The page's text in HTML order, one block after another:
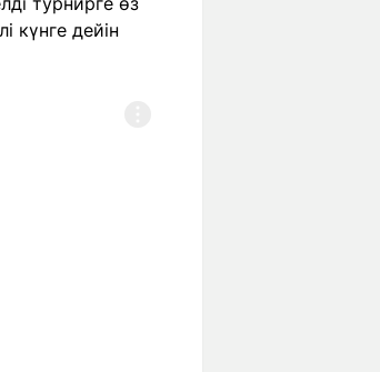
күнге дейін